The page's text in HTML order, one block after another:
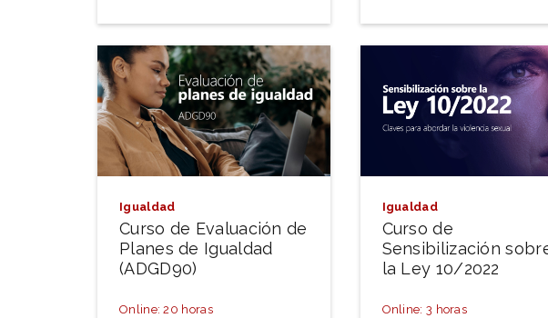
Igualdad
Curso de Evaluación de
Planes de Igualdad
(ADGD90)
Online: 20 horas
Igualdad
Curso de
Sensibilización
la Ley 10/2022
Online: 3 horas